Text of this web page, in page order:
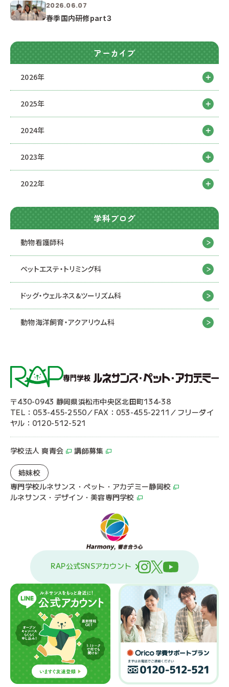
2026.06.07
春季国内研修part３
アーカイブ
2026年
2025年
2024年
2023年
2022年
学科ブログ
動物看護師科
ペットエステ・トリミング科
ドッグ・ウェルネス&ツーリズム科
動物海洋飼育・アクアリウム科
〒430-0943 静岡県浜松市中央区北田町134-38
TEL：053-455-2550／FAX：053-455-2211／フリーダイ
ヤル：0120-512-521
学校法人 爽青会 講師募集
姉妹校
専門学校ルネサンス・ペット・アカデミー静岡校
ルネサンス・デザイン・美容専門学校
RAP公式SNSアカウント